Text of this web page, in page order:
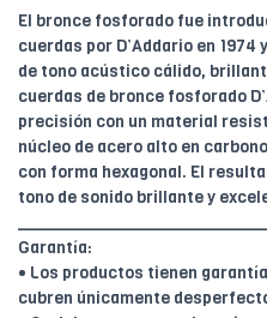
El bronce fosforado fue
cuerdas por D’Addario en
de tono acústico cálido,
cuerdas de bronce fosforado
precisión con un material
núcleo de acero alto en
con forma hexagonal. El
tono de sonido brillante y
Garantía:
• Los productos tienen
cubren únicamente